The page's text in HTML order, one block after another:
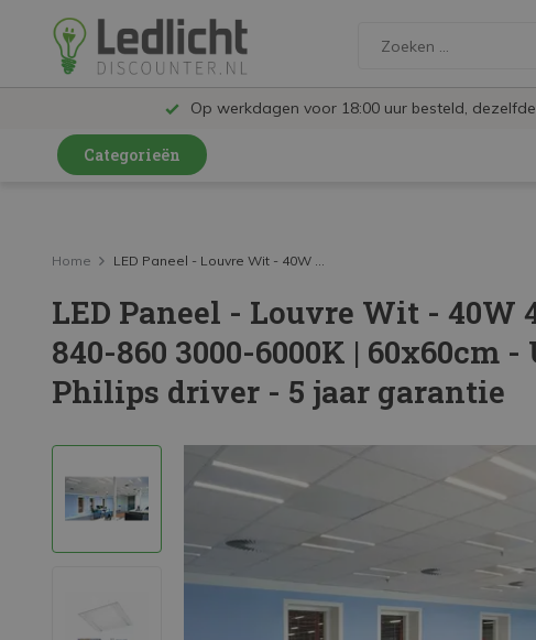
Op werkdagen voor 18:00 uur besteld,
Categorieën
LED Railspots
LED Panelen
LED TL
LED Plafondlampen en Wandlampen
LED High Bay lampen
LED Strips
Decoratieve verlichting
LED Buitenverlichting
Home LED Paneel - Louvre Wit - 40W ...
LED Paneel - Louvre Wit - 40W
840-860 3000-6000K | 60x60cm
Philips driver - 5 jaar garantie